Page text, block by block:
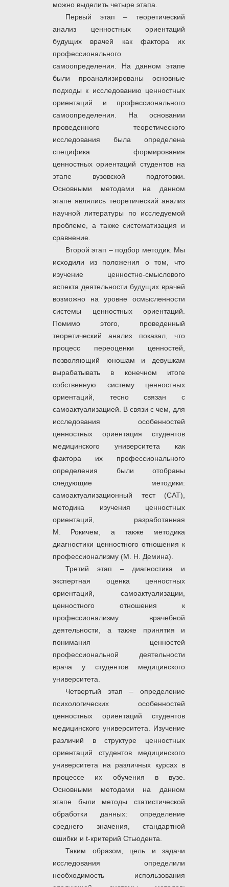
можно выделить четыре этапа.
Первый этап – теоретический
анализ ценностных ориентаций
будущих врачей как фактора их
профессионального
самоопределения. На данном этапе
были проанализированы основные
подходы к исследованию ценностных
ориентаций и профессионального
самоопределения. На основании
проведенного теоретического
исследования была определена
специфика формирования
ценностных ориентаций студентов на
этапе вузовской подготовки.
Основными методами на данном
этапе являлись теоретический анализ
научной литературы по исследуемой
проблеме, а также систематизация и
сравнение.
Второй этап – подбор методик. Мы
исходили из положения о том, что
изучение ценностно-смыслового
аспекта деятельности будущих врачей
возможно на уровне осмысленности
системы ценностных ориентаций.
Помимо этого, проведенный
теоретический анализ показал, что
процесс переоценки ценностей,
позволяющий юношам и девушкам
вырабатывать в конечном итоге
собственную систему ценностных
ориентаций, тесно связан с
самоактуализацией. В связи с чем, для
исследования особенностей
ценностных ориентация студентов
медицинского университета как
фактора их профессионального
определения были отобраны
следующие методики:
самоактуализационный тест (САТ),
методика изучения ценностных
ориентаций, разработанная
М. Рокичем, а также методика
диагностики ценностного отношения к
профессионализму (М. Н. Демина).
Третий этап – диагностика и
экспертная оценка ценностных
ориентаций, самоактуализации,
ценностного отношения к
профессионализму врачебной
деятельности, а также принятия и
понимания ценностей
профессиональной деятельности
врача у студентов медицинского
университета.
Четвертый этап – определение
психологических особенностей
ценностных ориентаций студентов
медицинского университета. Изучение
различий в структуре ценностных
ориентаций студентов медицинского
университета на различных курсах в
процессе их обучения в вузе.
Основными методами на данном
этапе были методы статистической
обработки данных: определение
среднего значения, стандартной
ошибки и t-критерий Стьюдента.
Таким образом, цель и задачи
исследования определили
необходимость использования